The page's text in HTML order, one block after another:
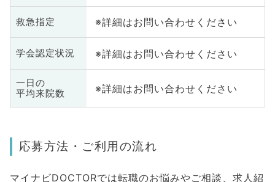
救急指定 ※詳細はお問い合わせください
学会認定状況 ※詳細はお問い合わせください
一日の
平均来院数
※詳細はお問い合わせください
応募方法・ご利用の流れ
マイナビDOCTORでは転職のお悩みやご相談、求人紹